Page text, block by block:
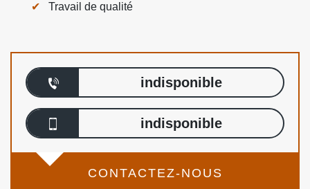
Travail de qualité
indisponible
indisponible
CONTACTEZ-NOUS